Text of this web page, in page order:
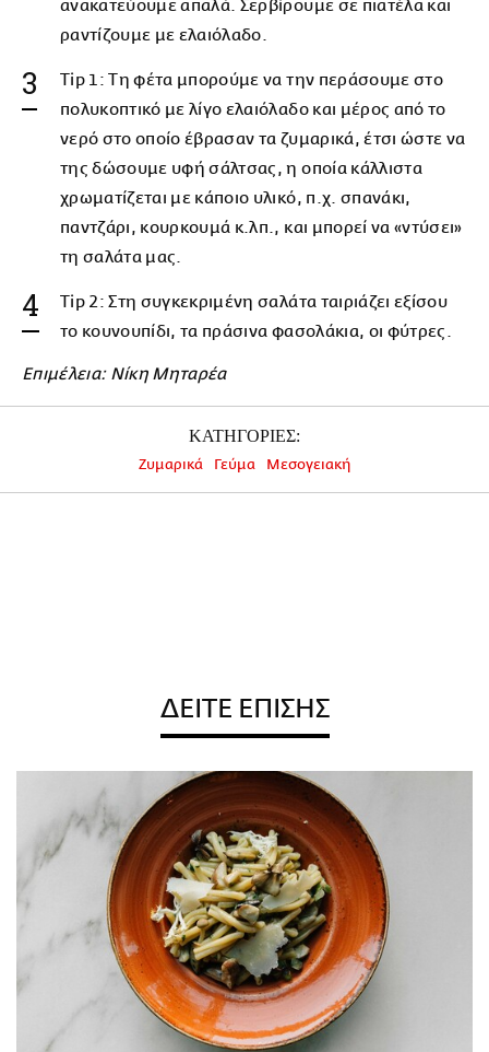
ΚΑΤΗΓΟΡΙΕΣ:
Ζυμαρικά Γεύμα Μεσογειακή
ανακατεύουμε απαλά. Σερβίρουμε σε πιατέλα και
ραντίζουμε με ελαιόλαδο.
Tip 1: Τη φέτα μπορούμε να την περάσουμε στο
πολυκοπτικό με λίγο ελαιόλαδο και μέρος από το
νερό στο οποίο έβρασαν τα ζυμαρικά, έτσι ώστε να
της δώσουμε υφή σάλτσας, η οποία κάλλιστα
χρωματίζεται με κάποιο υλικό, π.χ. σπανάκι,
παντζάρι, κουρκουμά κ.λπ., και μπορεί να «ντύσει»
τη σαλάτα μας.
Tip 2: Στη συγκεκριμένη σαλάτα ταιριάζει εξίσου
το κουνουπίδι, τα πράσινα φασολάκια, οι φύτρες.
Επιμέλεια: Νίκη Μηταρέα
ΔΕΙΤΕ ΕΠΙΣΗΣ